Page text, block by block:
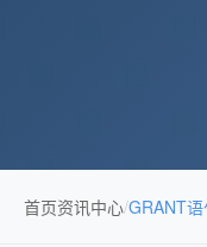
首页资讯中心/GRANT